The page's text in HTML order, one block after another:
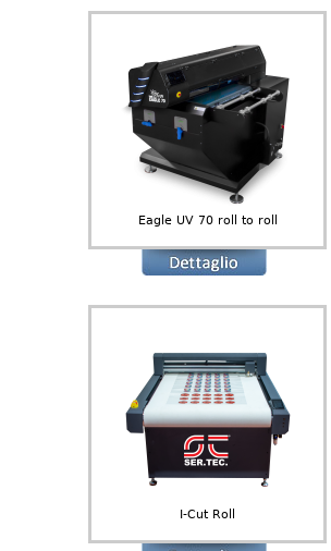
Eagle UV 70 roll to roll
I-Cut Roll